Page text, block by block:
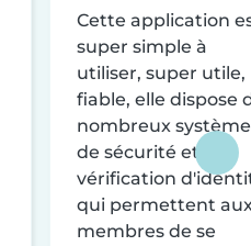
Cette application
super simple à
utiliser, super utile,
fiable, elle dispose
nombreux
de sécurité et de
vérification
qui permettent
membres de se